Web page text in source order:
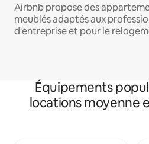
Airbnb propose des
meublés adaptés aux
d'entreprise et pour le
Équipements
locations moyenne